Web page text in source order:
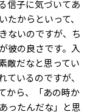
信子に気づいてあ
からといって、
ないのですが、ち
彼の良さです。入
敵だなと思ってい
ているのですが、
から、「あの時か
ったんだな」と思